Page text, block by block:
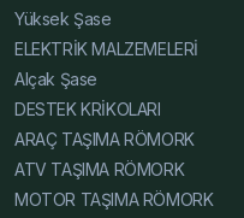
Yüksek Şase
ELEKTRİK MALZEMELERİ
Alçak Şase
DESTEK KRİKOLARI
ARAÇ TAŞIMA RÖMORK
ATV TAŞIMA RÖMORK
MOTOR TAŞIMA RÖMORK